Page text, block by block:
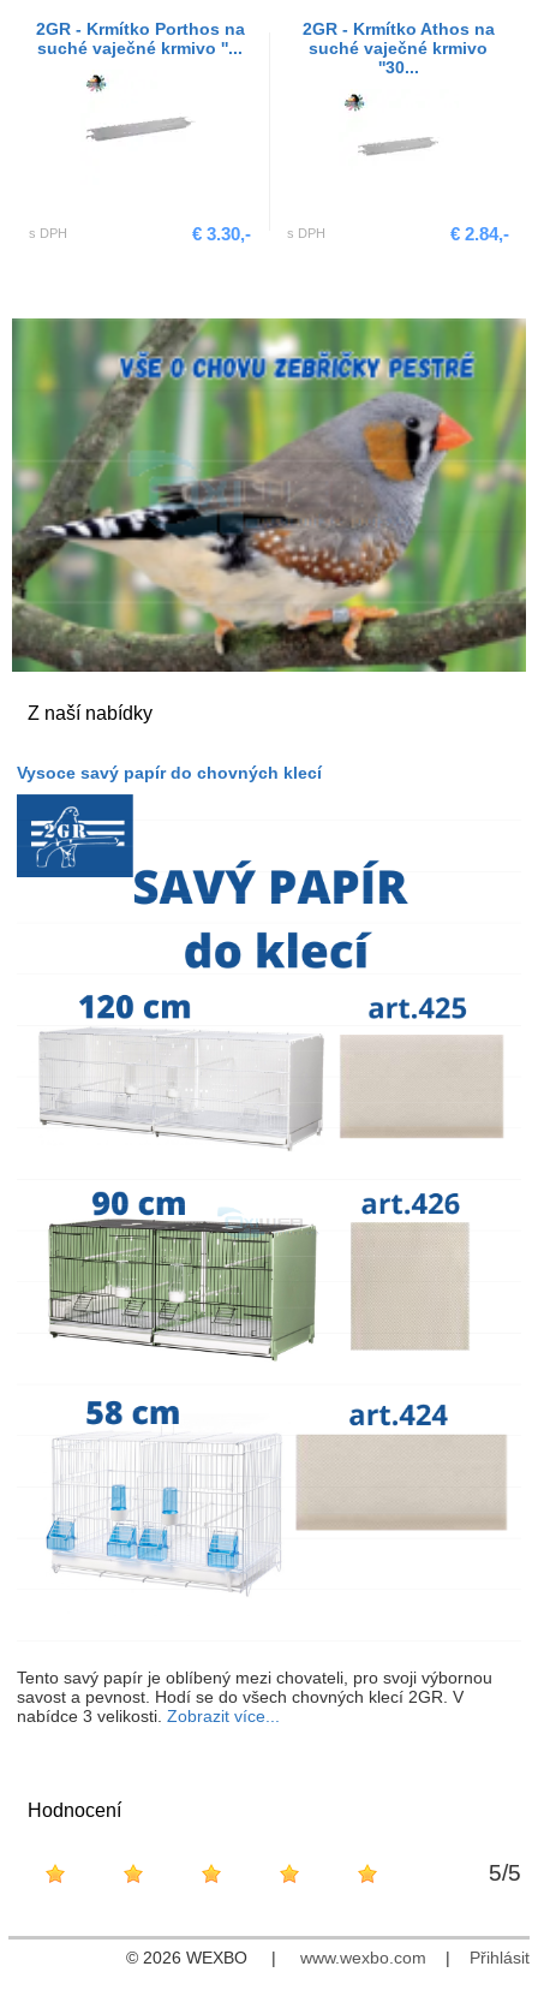
Z naší nabídky
Vysoce savý papír do chovných klecí
Tento savý papír je oblíbený mezi chovateli, pro svoji výbornou
savost a pevnost. Hodí se do všech chovných klecí 2GR. V
nabídce 3 velikosti. Zobrazit více...
Hodnocení
5/5
2GR - Krmítko Porthos na
suché vaječné krmivo ''...
s DPH € 3.30,-
2GR - Krmítko Athos na
suché vaječné krmivo
''30...
s DPH € 2.84,-
© 2026 WEXBO | www.wexbo.com | Přihlásit